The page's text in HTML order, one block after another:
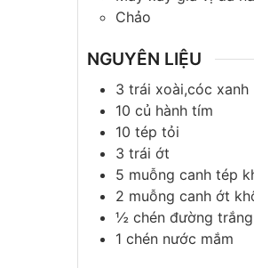
Chảo
NGUYÊN LIỆU
3 trái xoài,cóc xanh
10 củ hành tím
10 tép tỏi
3 trái ớt
5 muỗng canh tép
2 muỗng canh ớt
½ chén đường trắng
1 chén nước mắm